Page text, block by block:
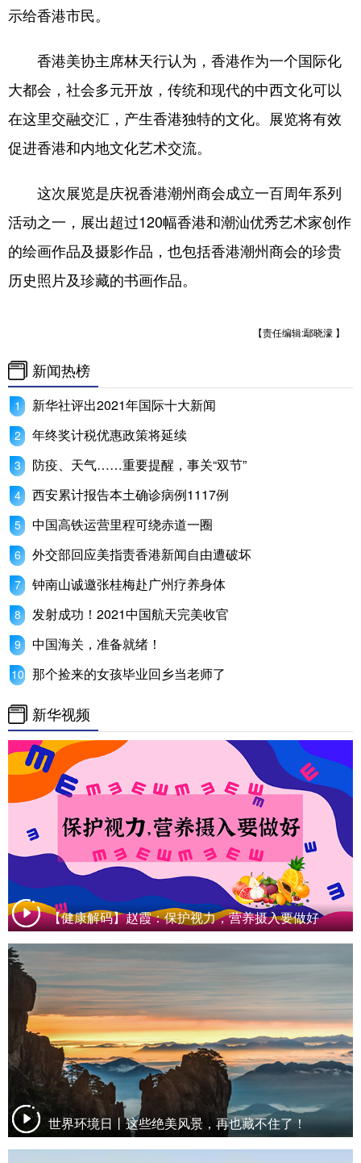
辽宁
山东 河南 湖北 湖南
广东 广西 海南 重庆
四川 贵州
陕西 甘肃 青海 宁夏
新疆 内蒙古 黑龙江
多语种频道
Deutsch Português
示给香港市民。
香港美协主席林天行认为，香港作为一个国际化
大都会，社会多元开放，传统和现代的中西文化可以
在这里交融交汇，产生香港独特的文化。展览将有效
促进香港和内地文化艺术交流。
这次展览是庆祝香港潮州商会成立一百周年系列
活动之一，展出超过120幅香港和潮汕优秀艺术家创作
的绘画作品及摄影作品，也包括香港潮州商会的珍贵
历史照片及珍藏的书画作品。
【责任编辑:鄢晓濛 】
新闻热榜
新华社评出2021年国际十大新闻
年终奖计税优惠政策将延续
防疫、天气……重要提醒，事关“双节”
西安累计报告本土确诊病例1117例
中国高铁运营里程可绕赤道一圈
外交部回应美指责香港新闻自由遭破坏
钟南山诚邀张桂梅赴广州疗养身体
发射成功！2021中国航天完美收官
中国海关，准备就绪！
那个捡来的女孩毕业回乡当老师了
新华视频
【健康解码】赵霞：保护视力，营养摄入要做好
世界环境日丨这些绝美风景，再也藏不住了！